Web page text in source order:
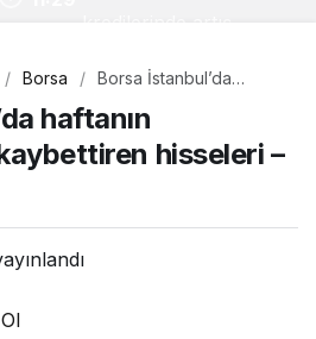
Borsa
Borsa İstanbul’da
kaybettiren hisseleri –
25 Nisan 2026
haftanın
hisseleri –